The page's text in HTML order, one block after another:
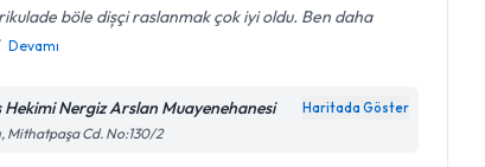
böle dișçi raslanmak çok iyi oldu. Ben daha
Devamı
Hekimi Nergiz Arslan Muayenehanesi Haritada Göster
Mithatpaşa Cd. No:130/2